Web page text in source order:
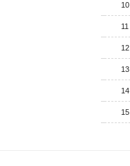
10
11
12
13
14
15